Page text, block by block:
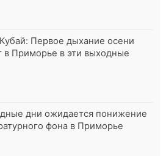
Первое дыхание осени
в Приморье в эти выходные
дни ожидается понижение
фона в Приморье